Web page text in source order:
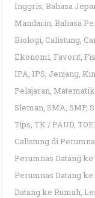
Inggris, Bahasa
Mandarin, Bahasa
Biologi, Calistung,
Ekonomi, Favorit,
IPA, IPS, Jenjang,
Pelajaran,
Sleman, SMA, SMP,
Tips, TK / PAUD,
Calistung di
Perumnas Datang
Perumnas Datang
Datang ke Rumah,